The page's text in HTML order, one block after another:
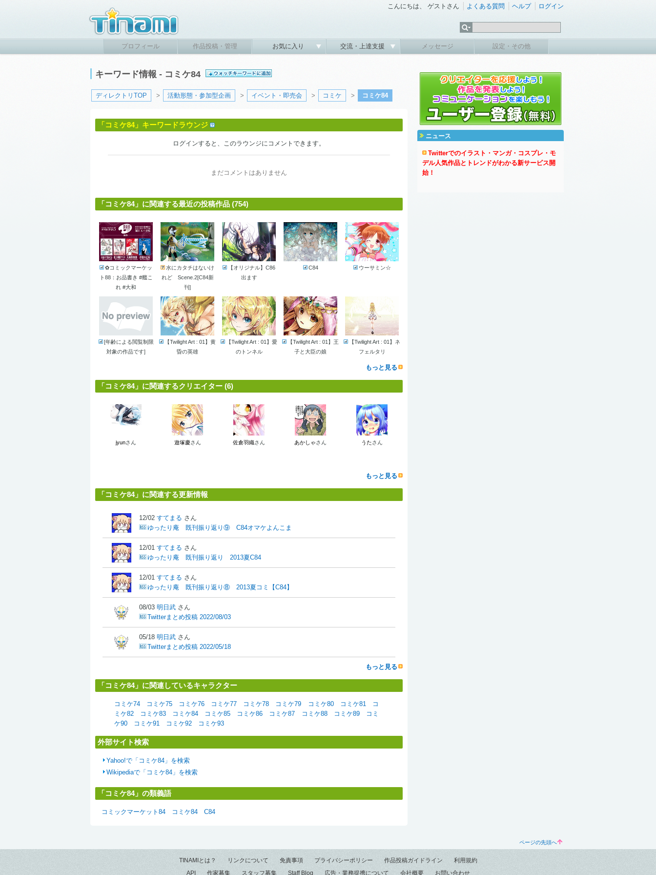
こんにちは、 ゲストさん よくある質問 ヘルプ ログイン
プロフィール 作品投稿・管理 お気に入り 交流・上達支援 メッセージ 設定・その他
キーワード情報 - コミケ84
ディレクトリTOP > 活動形態・参加型企画 > イベント・即売会 > コミケ > コミケ84
「コミケ84」キーワードラウンジ
ログインすると、このラウンジにコメントできます。
まだコメントはありません
「コミケ84」に関連する最近の投稿作品 (754)
✿コミックマーケッ
ト88：お品書き #艦こ
れ #大和
水にカタチはないけ
れど Scene.2[C84新
刊]
【オリジナル】C86
出ます
C84 ウーサミン☆
[年齢による閲覧制限
対象の作品です]
【Twilight Art : 01】黄
昏の英雄
【Twilight Art : 01】愛
のトンネル
【Twilight Art : 01】王
子と大臣の娘
【Twilight Art : 01】ネ
フェルタリ
もっと見る
「コミケ84」に関連するクリエイター (6)
jyunさん 遊塚慶さん 佐倉羽織さん あかしゃさん うたさん
もっと見る
「コミケ84」に関連する更新情報
12/02 すてまる さん
ゆったり庵 既刊振り返り⑨ C84オマケよんこま
12/01 すてまる さん
ゆったり庵 既刊振り返り 2013夏C84
12/01 すてまる さん
ゆったり庵 既刊振り返り⑧ 2013夏コミ【C84】
08/03 明日武 さん
Twitterまとめ投稿 2022/08/03
05/18 明日武 さん
Twitterまとめ投稿 2022/05/18
もっと見る
「コミケ84」に関連しているキャラクター
コミケ74 コミケ75 コミケ76 コミケ77 コミケ78 コミケ79 コミケ80 コミケ81
コ
ミケ82
コミケ83 コミケ84 コミケ85 コミケ86 コミケ87 コミケ88 コミケ89
コミ
ケ90
コミケ91 コミケ92 コミケ93
外部サイト検索
Yahoo!で「コミケ84」を検索
Wikipediaで「コミケ84」を検索
「コミケ84」の類義語
コミックマーケット84 コミケ84 C84
ニュース
Twitterでのイラスト・マンガ・コスプレ・モ
デル人気作品とトレンドがわかる新サービス開
始！
ページの先頭へ
TINAMIとは？ リンクについて 免責事項 プライバシーポリシー 作品投稿ガイドライン
利用規約
API
作家募集 スタッフ募集 Staff Blog 広告・業務提携について 会社概要 お問い合わせ